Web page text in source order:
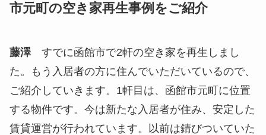
市元町の空き家再生事例をご紹介
藤澤 すでに函館市で2軒の空き家を再生しまし
た。もう入居者の方に住んでいただいているので、
ご紹介していきます。1軒目は、函館市元町に位置
する物件です。今は新たな入居者が住み、安定した
賃貸運営が行われています。以前は錆びついていた